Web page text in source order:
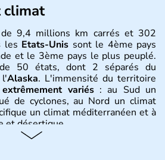
climat
9,4 millions km carrés et 302
les Etats-Unis sont le 4ème pays
et le 3ème pays le plus peuplé.
50 états, dont 2 séparés du
Alaska. L'immensité du territoire
variés: au Sud un
de cyclones, au Nord un climat
un climat méditerranéen et à
et désertique.